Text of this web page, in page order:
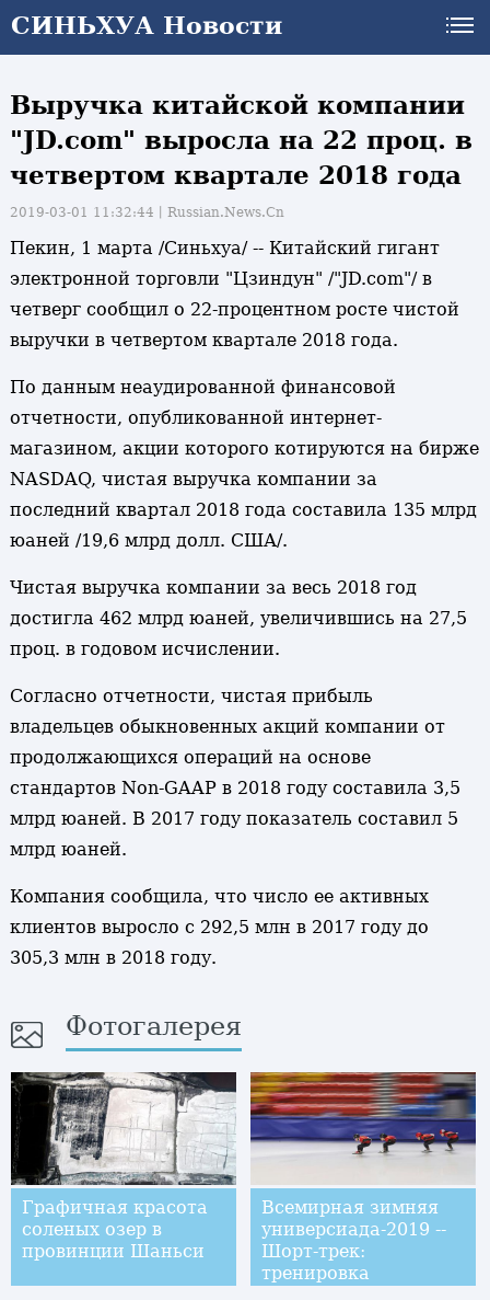
СИНЬХУА Новости
Выручка китайской компании
"JD.com" выросла на 22 проц. в
четвертом квартале 2018 года
2019-03-01 11:32:44丨 Russian.News.Cn
Пекин, 1 марта /Синьхуа/ -- Китайский гигант
электронной торговли "Цзиндун" /"JD.com"/ в
четверг сообщил о 22-процентном росте чистой
выручки в четвертом квартале 2018 года.
По данным неаудированной финансовой
отчетности, опубликованной интернет-
магазином, акции которого котируются на бирже
NASDAQ, чистая выручка компании за
последний квартал 2018 года составила 135 млрд
юаней /19,6 млрд долл. США/.
Чистая выручка компании за весь 2018 год
достигла 462 млрд юаней, увеличившись на 27,5
проц. в годовом исчислении.
Согласно отчетности, чистая прибыль
владельцев обыкновенных акций компании от
продолжающихся операций на основе
стандартов Non-GAAP в 2018 году составила 3,5
млрд юаней. В 2017 году показатель составил 5
млрд юаней.
Компания сообщила, что число ее активных
клиентов выросло с 292,5 млн в 2017 году до
305,3 млн в 2018 году.
Фотогалерея
Графичная красота
соленых озер в
провинции Шаньси
Всемирная зимняя
универсиада-2019 --
Шорт-трек:
тренировка